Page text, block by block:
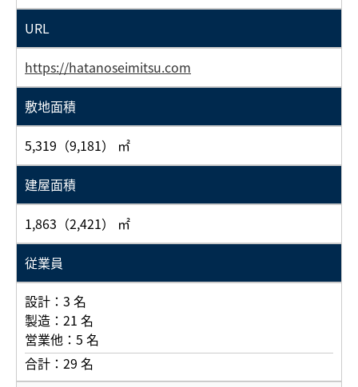
URL
https://hatanoseimitsu.com
敷地面積
5,319（9,181） ㎡
建屋面積
1,863（2,421） ㎡
従業員
設計：3 名
製造：21 名
営業他：5 名
合計：29 名